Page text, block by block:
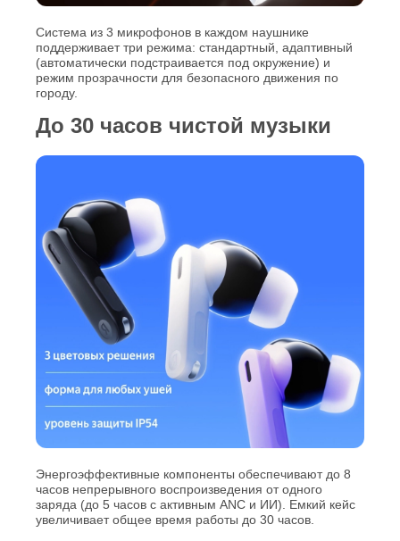
Система из 3 микрофонов в каждом наушнике
поддерживает три режима: стандартный, адаптивный
(автоматически подстраивается под окружение) и
режим прозрачности для безопасного движения по
городу.
До 30 часов чистой музыки
Энергоэффективные компоненты обеспечивают до 8
часов непрерывного воспроизведения от одного
заряда (до 5 часов с активным ANC и ИИ). Емкий кейс
увеличивает общее время работы до 30 часов.